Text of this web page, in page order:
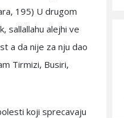
195) U drugom
sallallahu alejhi ve
a da nije za nju dao
Tirmizi, Busiri,
koji sprecavaju